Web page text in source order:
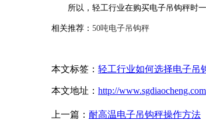
所以，轻工行业在购买电子吊钩秤时一
相关推荐： 50吨电子吊钩秤
本文标签： 轻工行业如何选择电子吊
本文地址： http://
上一篇： 耐高温电子吊钩秤操作方法